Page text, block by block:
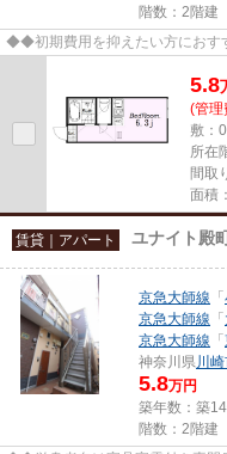
階数：2階建
◆◆初期費用を抑えたい方にお
5.8
(管理
敷：
所在
間取
面積
賃貸｜アパート ユナイト殿
京急大師線 「
京急大師線 「
京急大師線 「
神奈川県川
5.8万円
築年数：築
階数：2階建